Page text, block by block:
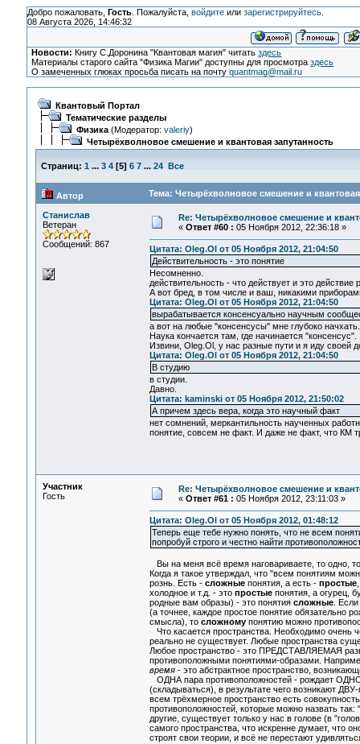
Добро пожаловать, Гость. Пожалуйста, войдитеили зарегистрируйтесь.
08 Августа 2026, 14:46:32
Новости: Книгу С.Доронина "Квантовая магия" читатьздесь
Материалы старого сайта "Физика Магии" доступны для просмотраздесь
О замеченных глюках просьба писать на почтуquantmag@mail.ru
Квантовый Портал
Тематические разделы
Физика(Модератор: valeriy)
Четырёхволновое смешение и квантовая запутанность
Страниц: 1 ... 3 4[5] 6 7 ... 24 Все
Автор Тема: Четырёхволновое смешение и
Станислав
Ветеран
Сообщений: 867
Re: Четырёхволновое смешение и
« Ответ #60 : 05 Ноября 2012, 22:36:18 »
Цитата: Oleg.Ol от 05 Ноября 2012, 21:04:50
Действительность - это понятие
Несомненно.
действительность - что действует и это действие
А вот бред, в том числе и ваш, никакими
Цитата: Oleg.Ol от 05 Ноября 2012, 21:04:50
вырабатывается консенсуально научным
а вот на любые "консенсусы" мне глубоко начхать.
Наука кончается там, где начинается "консенсус".
Извини, Oleg.Ol, у нас разные пути и я иду своей
Цитата: Oleg.Ol от 05 Ноября 2012, 21:04:50
В студию
в студии.
Давно.
Цитата: kaminski от 05 Ноября 2012, 21:50:02
А причем здесь вера, когда это научный факт
нет сомнений, меркантильность наученных
понятие, совсем не факт. И даже не факт, что КМ
Участник
Гость
Re: Четырёхволновое смешение и
« Ответ #61 : 05 Ноября 2012, 23:11:03 »
Цитата: Oleg.Ol от 05 Ноября 2012, 01:48:12
Теперь еще тебе нужно понять, что не всем
попробуй строго и честно найти
Вы на меня всё время наговариваете, то одно,
Когда я такое утверждал, что "всем понятиям
рознь. Есть - сложныепонятия, а есть - простые,
холодное и т.д. - это простыепонятия, а огурец,
родные вам образы) - это понятия сложные.
(а точнее, каждое простое понятие обязательно
смысла), то сложномупонятию можно
Что касается пространства. Необходимо очень
реально не существует. Любые пространства
Любое пространство - это ПРЕДСТАВЛЯЕМАЯ
противоположными понятиями-образами.
время- это абстрактное пространство,
ОДНА пара противоположностей - рождает
(складываться), в результате чего возникают
всем трёхмерное пространство есть
противоположностей, которые можно назвать
другие, существует только у нас в голове (в
самого пространства, что искренне думает, что
строят свои теории, и всё не перестают